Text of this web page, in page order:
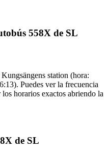
558X de SL
station (hora:
Puedes ver la frecuencia
horarios exactos abriendo la
de SL